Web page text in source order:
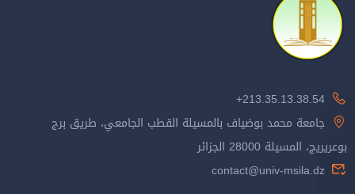
213.35.13.38.54+
جامعة محمد بوضياف بالمسيلة القطب الجامعي، طريق برج
بوعريريج، المسيلة 28000 الجزائر
contact@univ-msila.dz